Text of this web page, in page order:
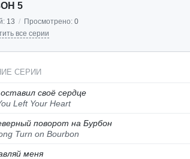
5
13 / Просмотрено: 0
все серии
СЕРИИ
своё сердце
Left Your Heart
поворот на Бурбон
Turn on Bourbon
меня